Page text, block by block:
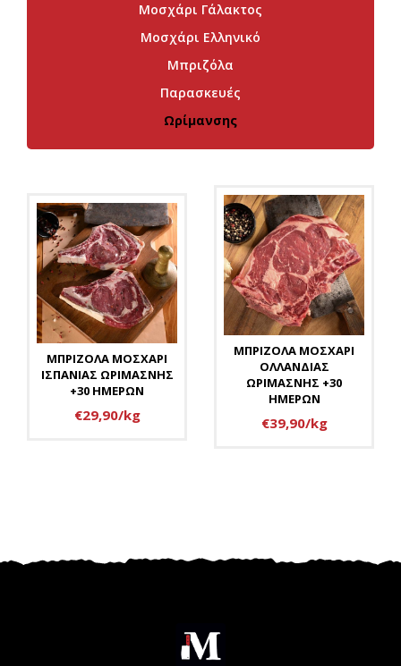
Μοσχάρι Γάλακτος
Μοσχάρι Ελληνικό
Μπριζόλα
Παρασκευές
Ωρίμανσης
ΜΠΡΙΖΟΛΑ ΜΟΣΧΑΡΙ
ΙΣΠΑΝΙΑΣ ΩΡΙΜΑΣΝΗΣ
+30 ΗΜΕΡΩΝ
€29,90/kg
ΜΠΡΙΖΟΛΑ ΜΟΣΧΑΡΙ
ΟΛΛΑΝΔΙΑΣ
ΩΡΙΜΑΣΝΗΣ +30
ΗΜΕΡΩΝ
€39,90/kg